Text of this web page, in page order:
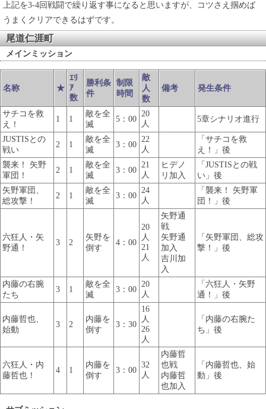
上記を3-4回戦闘で繰り返す事になると思いますが、コツさえ掴めば
うまくクリアできるはずです。
尾道仁涯町
メインミッション
名称 ★
ｴﾘ
ｱ
数
勝利条
件
制限
時間
敵
人
数
備考 発生条件
サチコを救
え！
1 1
敵を全
滅
5：00
20
人
5章シナリオ進行
JUSTISとの
戦い
2 1
敵を全
滅
3：00
22
人
「サチコを救
え！」後
襲来！ 矢野
軍団！
2 1
敵を全
滅
3：00
21
人
ヒデノ
リ加入
「JUSTISとの戦
い」後
矢野軍団、
総攻撃！
2 1
敵を全
滅
3：00
24
人
「襲来！ 矢野軍
団！」後
六狂人・矢
野通！
3 2
矢野を
倒す
4：00
20
人
21
人
矢野通
戦
矢野通
加入
吉川加
入
「矢野軍団、総攻
撃！」後
内藤の右腕
たち
3 1
敵を全
滅
3：00
20
人
「六狂人・矢野
通！」後
内藤哲也、
始動
3 2
内藤を
倒す
3：30
16
人
26
人
「内藤の右腕た
ち」後
六狂人・内
藤哲也！
4 1
内藤を
倒す
3：00
32
人
内藤哲
也戦
内藤哲
也加入
「内藤哲也、始
動」後